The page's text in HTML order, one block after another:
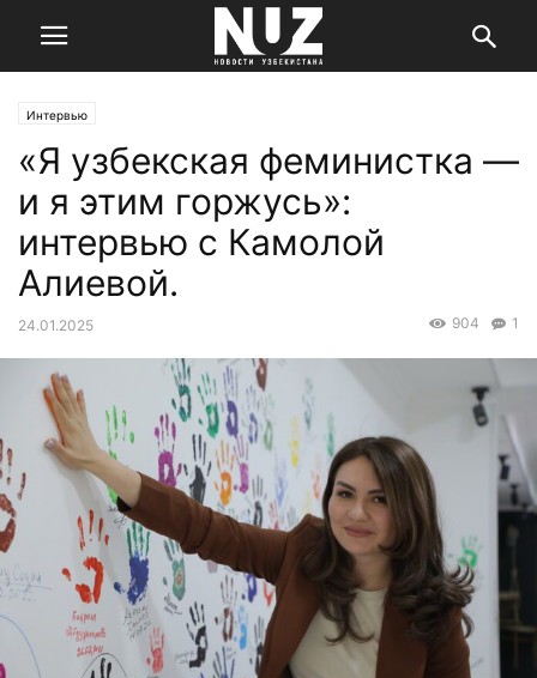
Интервью
«Я узбекская феминистка —
и я этим горжусь»:
интервью с Камолой
Алиевой.
24.01.2025 1
904